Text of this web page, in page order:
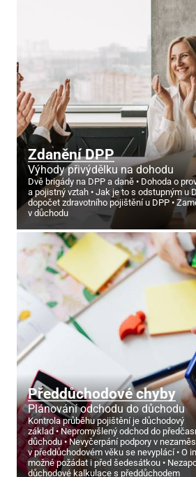
Zdanění DPP
Výhody přivýdělku na dohodu
Dvě brigády na DPP a daně
Dohoda o
a pojistný vztah
Jak je to s odstupným u
dopočet zdravotního pojištění u DPP
v důchodu
Předdůchodové chyby
Plánování odchodu do důchodu
Kontrola průběhu pojištění je důchodový
základ
Nepromyšlený odchod do
důchodu
Nevyčerpání podpory v
v předdůchodovém věku se nevyplácí
O
možné požádat i před šedesátkou
důchodové kalkulace s předdůchodem